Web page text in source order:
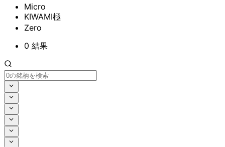
Micro
KIWAMI極
Zero
0 結果